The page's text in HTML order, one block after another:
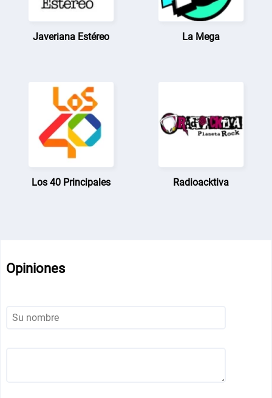
Javeriana Estéreo La Mega
Los 40 Principales Radioacktiva
Opiniones